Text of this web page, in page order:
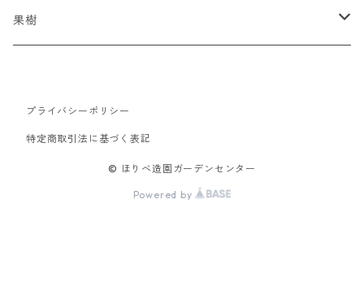
赤色系
黄色系
インテグリフォリア系
ビチセラ系
スモークツリー
果樹
ビッグダロー
プライバシーポリシー
特定商取引法に基づく表記
© ほりべ造園ガーデンセンター
Powered by